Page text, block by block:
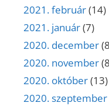
2021. február(14)
2021. január(7)
2020. december
2020. november
2020. október(13)
2020. szeptember